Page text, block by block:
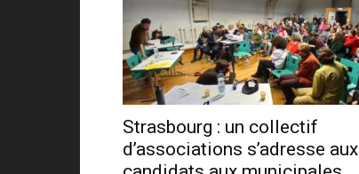
Strasbourg : un collectif
d’associations s’adresse aux